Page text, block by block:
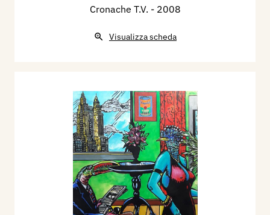
Cronache T.V. - 2008
Visualizza scheda